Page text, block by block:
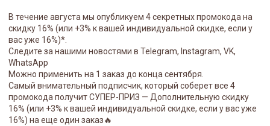
В течение августа мы опубликуем 4 секретных промокода на
скидку 16% (или +3% к вашей индивидуальной скидке, если у
вас уже 16%)*.
Следите за нашими новостями в Telegram, Instagram, VK,
WhatsApp
Можно применить на 1 заказ до конца сентября.
Самый внимательный подписчик, который соберет все 4
промокода получит СУПЕР-ПРИЗ — Дополнительную скидку
16% (или +3% к вашей индивидуальной скидке, если у вас уже
16%) на еще один заказ🔥